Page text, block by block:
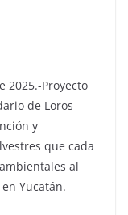
2025.-Proyecto
de Loros
y
que cada
al
Yucatán.